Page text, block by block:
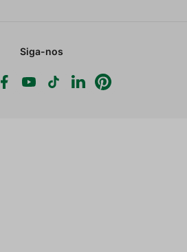
Siga-nos